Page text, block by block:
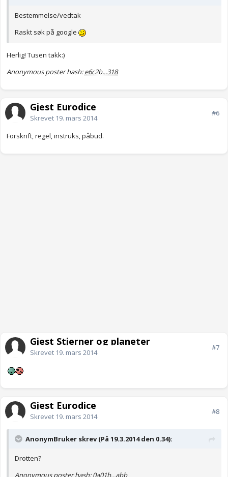
Bestemmelse/vedtak
Raskt søk på google
Herlig! Tusen takk:)
Anonymous poster hash:e6c2b...318
Gjest Eurodice
Skrevet 19. mars 2014
#6
Forskrift, regel, instruks, påbud.
Gjest Stjerner og planeter
Skrevet 19. mars 2014
#7
Gjest Eurodice
Skrevet 19. mars 2014
#8
AnonymBruker skrev (På 19.3.2014 den 0.34):
Drotten?
Anonymous poster hash:0a01b...abb